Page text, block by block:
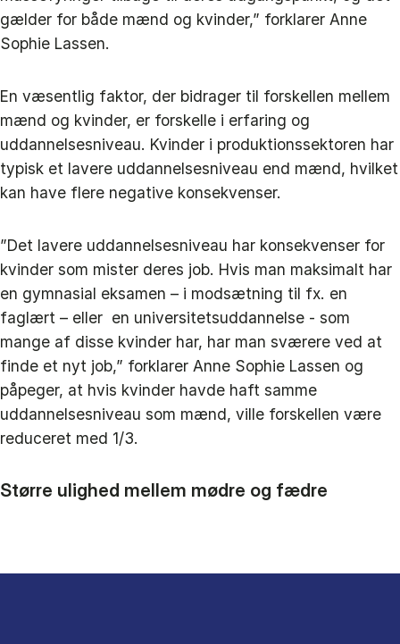
gælder for både mænd og kvinder,” forklarer Anne
Sophie Lassen.
En væsentlig faktor, der bidrager til forskellen mellem
mænd og kvinder, er forskelle i erfaring og
uddannelsesniveau. Kvinder i produktionssektoren har
typisk et lavere uddannelsesniveau end mænd, hvilket
kan have flere negative konsekvenser.
”Det lavere uddannelsesniveau har konsekvenser for
kvinder som mister deres job. Hvis man maksimalt har
en gymnasial eksamen – i modsætning til fx. en
faglært – eller en universitetsuddannelse - som
mange af disse kvinder har, har man sværere ved at
finde et nyt job,” forklarer Anne Sophie Lassen og
påpeger, at hvis kvinder havde haft samme
uddannelsesniveau som mænd, ville forskellen være
reduceret med 1/3.
Større ulighed mellem mødre og fædre